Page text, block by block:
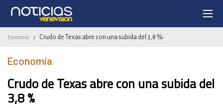
Economía / Crudo de Texas abre con una subida del 3,8 %
Economía
Crudo de Texas abre con una subida del
3,8 %